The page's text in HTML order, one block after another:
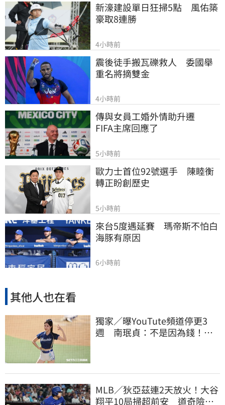
新濠建設單日狂掃5點　風佑築
豪取8連勝
4小時前
震後徒手搬瓦礫救人　委國舉
重名將摘雙金
4小時前
傳與女員工婚外情助升遷
FIFA主席回應了
5小時前
歐力士首位92號選手　陳睦衡
轉正盼創歷史
5小時前
來台5度遇延賽　瑪帝斯不怕白
海豚有原因
6小時前
其他人也在看
獨家／曝YouTute頻道停更3
週 南珉貞：不是因為錢！粉
MLB／狄亞茲連2天放火！大谷
翔平10局掃超前安 道奇險逃9